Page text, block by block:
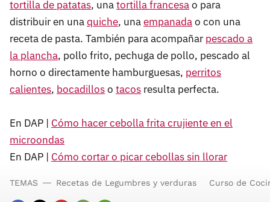
tortilla de patatas, unatortilla francesao para
distribuir en unaquiche, unaempanadao con una
receta de pasta. También para acompañar pescado a
la plancha, pollo frito, pechuga de pollo, pescado al
horno o directamente hamburguesas, perritos
calientes, bocadilloso tacos resulta perfecta.
En DAP | Cómo hacer cebolla frita crujiente en el
microondas
En DAP | Cómo cortar o picar cebollas sin llorar
TEMAS Recetas de Legumbres y verduras Curso de